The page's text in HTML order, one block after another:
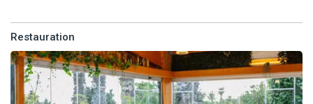
Avec supplément :
maximale : 2 adultes.
- Appartement supérieur 1 chambre (41 m²) : coin salon séparé,
balcon ou terrasse aménagé(e). Capacité maximale : 4 adultes.
Restauration